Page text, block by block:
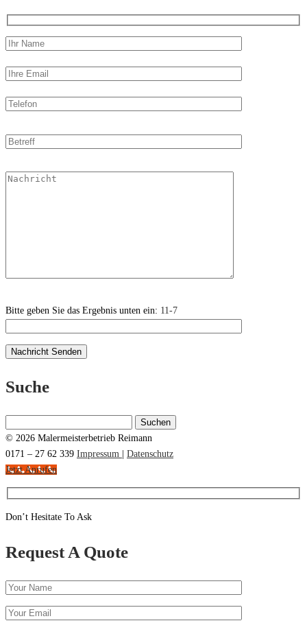
Bitte geben Sie das Ergebnis unten ein: 11-7
Suche
nach:
© 2026 Malermeisterbetrieb Reimann
0171 – 27 62 339 Impressum
Datenschutz
Jetzt Anrufen
Don’t Hesitate To Ask
Request A Quote